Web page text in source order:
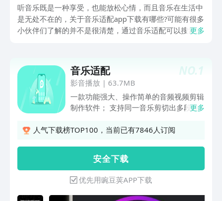
听音乐既是一种享受，也能放松心情，而且音乐在生活中
是无处不在的，关于音乐适配app下载有哪些?可能有很多
小伙伴们了解的并不是很清楚，通过音乐适配可以搜索或
造出适合自己的风格的音乐。
更多
NO.1
音乐适配
影音播放 | 63.7MB
一款功能强大、操作简单的音频视频剪辑
制作软件； 支持同一音乐剪切出多段音
单出色，功能实用！！！
更多
人气下载榜TOP100，当前已有7846人订阅
安 全 下 载
优先用豌豆荚APP下载